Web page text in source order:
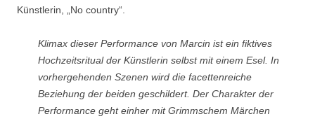
Künstlerin, „No country“.
Klimax dieser Performance von Marcin ist ein fiktives
Hochzeitsritual der Künstlerin selbst mit einem Esel. In
vorhergehenden Szenen wird die facettenreiche
Beziehung der beiden geschildert. Der Charakter der
Performance geht einher mit Grimmschem Märchen